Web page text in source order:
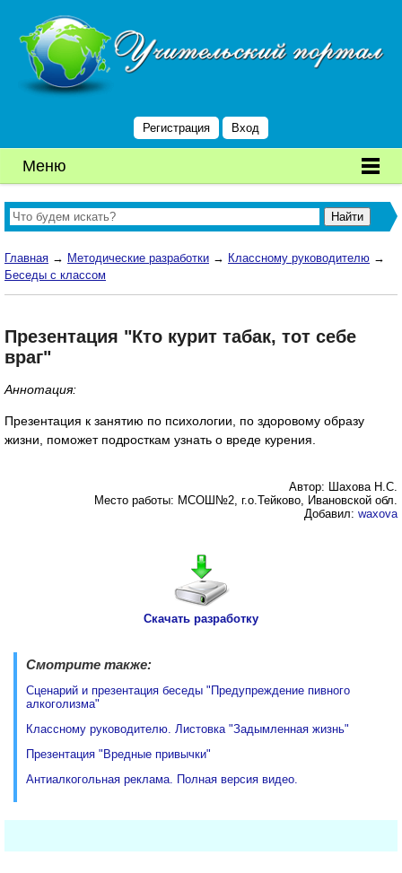
Регистрация Вход
Меню
Главная → Методические разработки → Классному руководителю →
Беседы с классом
Презентация "Кто курит табак, тот себе
враг"
Аннотация:
Презентация к занятию по психологии, по здоровому образу
жизни, поможет подросткам узнать о вреде курения.
Автор: Шахова Н.С.
Место работы: МСОШ№2, г.о.Тейково, Ивановской обл.
Добавил: waxova
Скачать разработку
Смотрите также:
Сценарий и презентация беседы "Предупреждение пивного
алкоголизма"
Классному руководителю. Листовка "Задымленная жизнь"
Презентация "Вредные привычки"
Антиалкогольная реклама. Полная версия видео.